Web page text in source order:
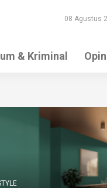
08 Agustus
& Kriminal